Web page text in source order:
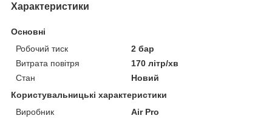
Характеристики
Основні
Робочий тиск
2 бар
Витрата повітря
170 літр/хв
Стан
Новий
Користувальницькі характеристики
Виробник
Air Pro